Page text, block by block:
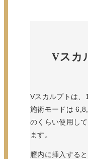
Vスカ
Vスカルプトは
施術モードは
のくらい使用し
ます。
膣内に挿入する